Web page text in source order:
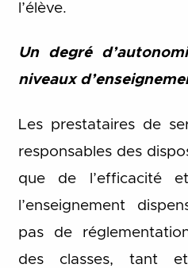
l’élève.
Un degré
niveaux
Les prestataires de
responsables des
que de l’efficacité
l’enseignement
pas de
des classes, tant